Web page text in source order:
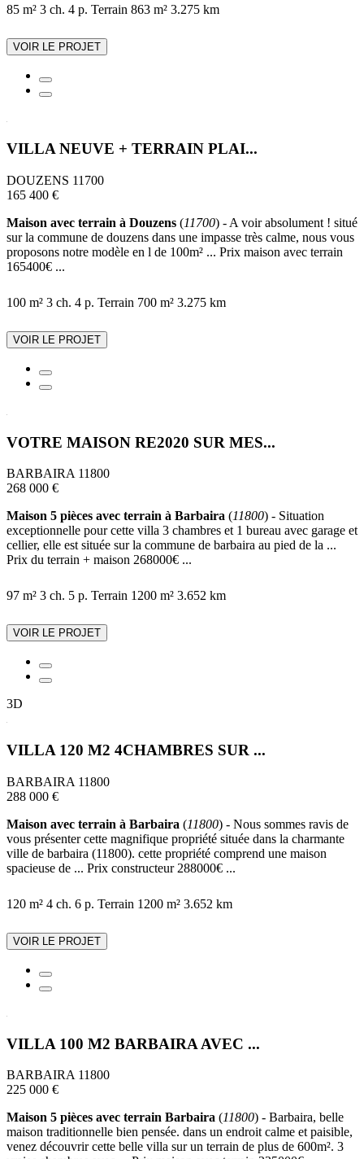
85 m² 3 ch. 4 p. Terrain 863 m² 3.275 km
VOIR LE PROJET
VILLA NEUVE + TERRAIN PLAI...
DOUZENS 11700
165 400 €
Maison avec terrain à Douzens (11700) - A voir absolument ! situé
sur la commune de douzens dans une impasse très calme, nous vous
proposons notre modèle en l de 100m² ... Prix maison avec terrain
165400€ ...
100 m² 3 ch. 4 p. Terrain 700 m² 3.275 km
VOIR LE PROJET
VOTRE MAISON RE2020 SUR MES...
BARBAIRA 11800
268 000 €
Maison 5 pièces avec terrain à Barbaira (11800) - Situation
exceptionnelle pour cette villa 3 chambres et 1 bureau avec garage et
cellier, elle est située sur la commune de barbaira au pied de la ...
Prix du terrain + maison 268000€ ...
97 m² 3 ch. 5 p. Terrain 1200 m² 3.652 km
VOIR LE PROJET
3D
VILLA 120 M2 4CHAMBRES SUR ...
BARBAIRA 11800
288 000 €
Maison avec terrain à Barbaira (11800) - Nous sommes ravis de
vous présenter cette magnifique propriété située dans la charmante
ville de barbaira (11800). cette propriété comprend une maison
spacieuse de ... Prix constructeur 288000€ ...
120 m² 4 ch. 6 p. Terrain 1200 m² 3.652 km
VOIR LE PROJET
VILLA 100 M2 BARBAIRA AVEC ...
BARBAIRA 11800
225 000 €
Maison 5 pièces avec terrain Barbaira (11800) - Barbaira, belle
maison traditionnelle bien pensée. dans un endroit calme et paisible,
venez découvrir cette belle villa sur un terrain de plus de 600m². 3